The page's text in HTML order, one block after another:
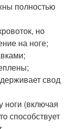
полностью
но
на ноге;
свод
ноги (включая
способствует